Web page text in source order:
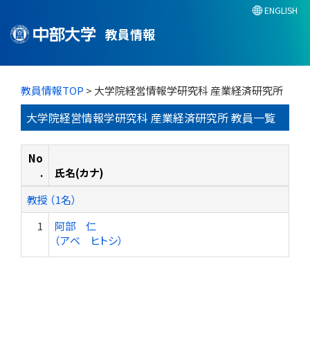
教員情報
ENGLISH
教員情報TOP > 大学院経営情報学研究科 産業経済研究所
大学院経営情報学研究科 産業経済研究所 教員一覧
No
.
氏名(カナ)
教授 （1名）
1
阿部 仁
（アベ ヒトシ）